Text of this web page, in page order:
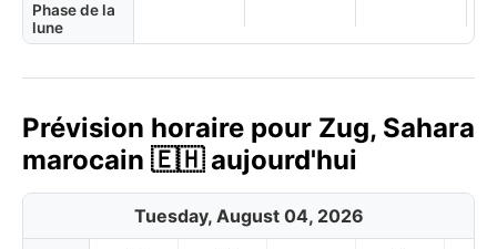
Phase de la
lune
Prévision horaire pour Zug, Sahara
marocain 🇪🇭 aujourd'hui
Tuesday, August 04, 2026